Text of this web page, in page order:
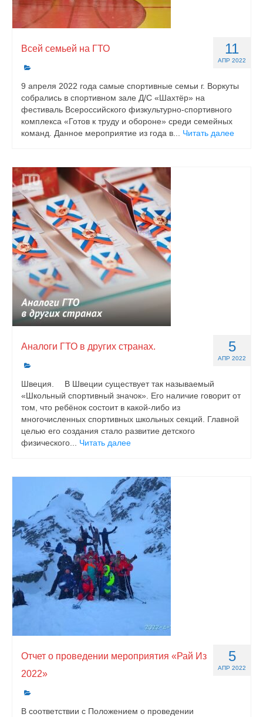
11
АПР 2022
Всей семьей на ГТО
9 апреля 2022 года самые спортивные семьи г. Воркуты
собрались в спортивном зале Д/С «Шахтёр» на
фестиваль Всероссийского физкультурно-спортивного
комплекса «Готов к труду и обороне» среди семейных
команд. Данное мероприятие из года в... Читать далее
5
АПР 2022
Аналоги ГТО в других странах.
Швеция. ⠀ В Швеции существует так называемый
«Школьный спортивный значок». Его наличие говорит от
том, что ребёнок состоит в какой-либо из
многочисленных спортивных школьных секций. Главной
целью его создания стало развитие детского
физического... Читать далее
5
АПР 2022
Отчет о проведении мероприятия «Рай Из
2022»
В соответствии с Положением о проведении